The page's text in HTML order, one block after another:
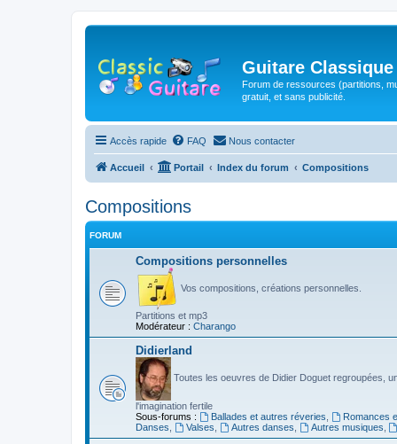
Guitare Classique
Forum de ressources (partitions,
gratuit, et sans publicité.
Accès rapide FAQ Nous contacter
Accueil Portail Index du forum Compositions
Compositions
FORUM
Compositions personnelles
Vos compositions, créations personnelles.
Partitions et mp3
Modérateur : Charango
Didierland
Toutes les oeuvres de Didier Doguet regroupées,
l'imagination fertile
Sous-forums :
Ballades et autres réveries Romances
Danses
Valses Autres danses Autres musiques